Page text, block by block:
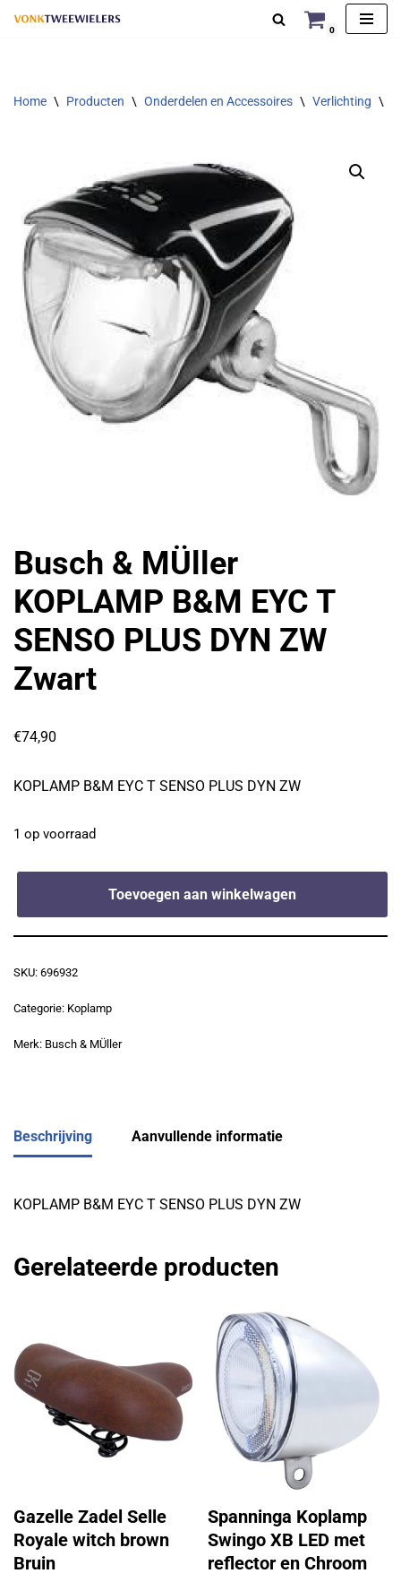
de
0
Home \ Producten \ Onderdelen en Accessoires \ Verlichting \
Busch & MÜller
KOPLAMP B&M EYC T
SENSO PLUS DYN ZW
Zwart
€74,90
KOPLAMP B&M EYC T SENSO PLUS DYN ZW
1 op voorraad
Toevoegen aan winkelwagen
SKU: 696932
Categorie: Koplamp
Merk: Busch & MÜller
Beschrijving Aanvullende informatie
KOPLAMP B&M EYC T SENSO PLUS DYN ZW
Gerelateerde producten
Gazelle Zadel Selle
Royale witch brown
Bruin
Spanninga Koplamp
Swingo XB LED met
reflector en Chroom